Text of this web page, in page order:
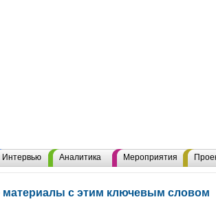
Интервью Аналитика Мероприятия
материалы с этим ключевым словом